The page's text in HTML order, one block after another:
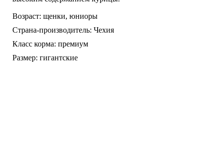
Возраст: щенки, юниоры
Страна-производитель: Чехия
Класс корма: премиум
Размер: гигантские